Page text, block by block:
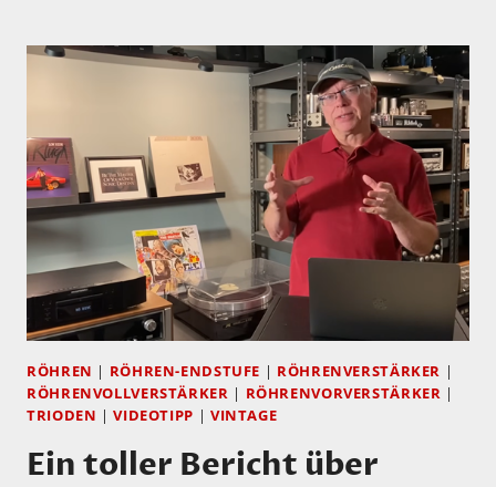
DUA
RÖHREN | RÖHREN-ENDSTUFE | RÖHRENVERSTÄRKER |
RÖHRENVOLLVERSTÄRKER | RÖHRENVORVERSTÄRKER |
TRIODEN |VIDEOTIPP | VINTAGE
Ein toller Bericht über